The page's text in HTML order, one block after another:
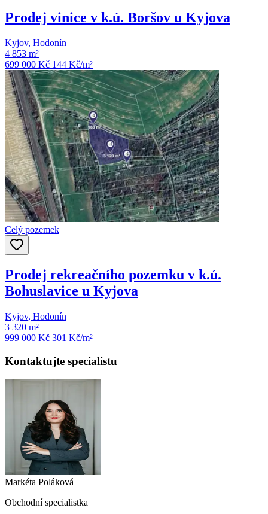
Prodej vinice v k.ú. Boršov u Kyjova
Kyjov, Hodonín
4 853 m²
699 000 Kč 144 Kč/m²
Celý pozemek
Prodej rekreačního pozemku v k.ú.
Bohuslavice u Kyjova
Kyjov, Hodonín
3 320 m²
999 000 Kč 301 Kč/m²
Kontaktujte specialistu
Markéta Poláková
Obchodní specialistka